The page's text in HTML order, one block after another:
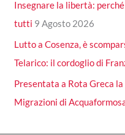
Insegnare la libertà:
tutti 9 Agosto 2026
Lutto a Cosenza, è
Telarico: il cordoglio di
Presentata a Rota Greca
Migrazioni di